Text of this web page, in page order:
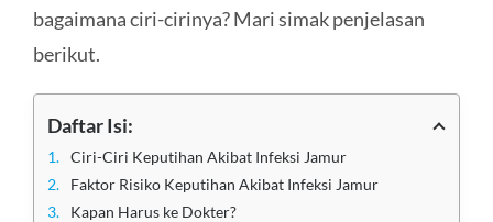
bagaimana ciri-cirinya? Mari simak penjelasan
berikut.
Daftar Isi:
Ciri-Ciri Keputihan Akibat Infeksi Jamur
Faktor Risiko Keputihan Akibat Infeksi Jamur
Kapan Harus ke Dokter?